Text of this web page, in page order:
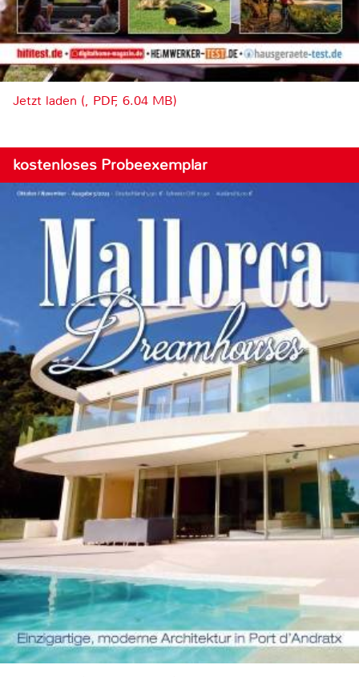
Jetzt laden (, PDF, 6.04 MB)
kostenloses Probeexemplar